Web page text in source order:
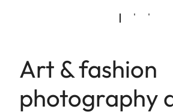
Art & fashion
photography